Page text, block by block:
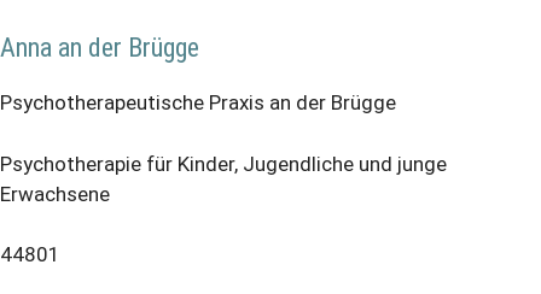
Anna an der Brügge
Psychotherapeutische Praxis an der Brügge
Psychotherapie für Kinder, Jugendliche und junge
Erwachsene
44801